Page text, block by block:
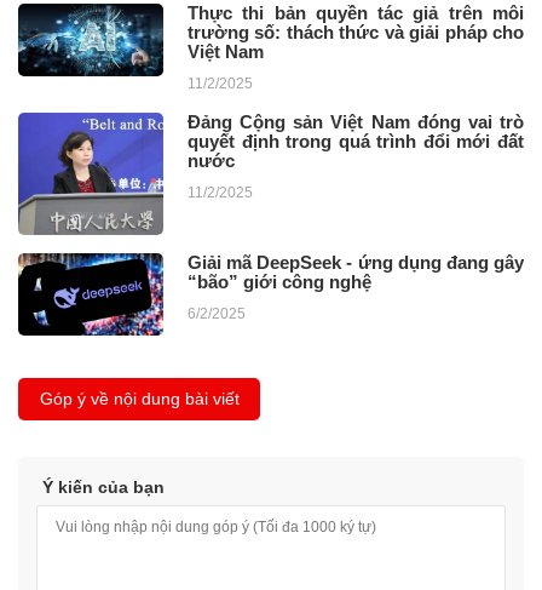
Thực thi bản quyền tác giả trên môi
trường số: thách thức và giải pháp cho
Việt Nam
11/2/2025
Đảng Cộng sản Việt Nam đóng vai trò
quyết định trong quá trình đổi mới đất
nước
11/2/2025
Giải mã DeepSeek - ứng dụng đang gây
“bão” giới công nghệ
6/2/2025
Góp ý về nội dung bài viết
Ý kiến của bạn